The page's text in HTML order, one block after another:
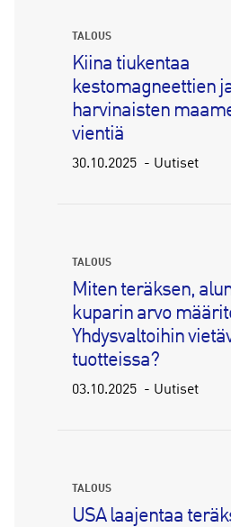
TALOUS
Kiina tiukentaa
kestomagneettien
harvinaisten
vientiä
30.10.2025 Uutiset
TALOUS
Miten teräksen,
kuparin arvo
Yhdysvaltoihin
tuotteissa?
03.10.2025 Uutiset
TALOUS
USA laajentaa